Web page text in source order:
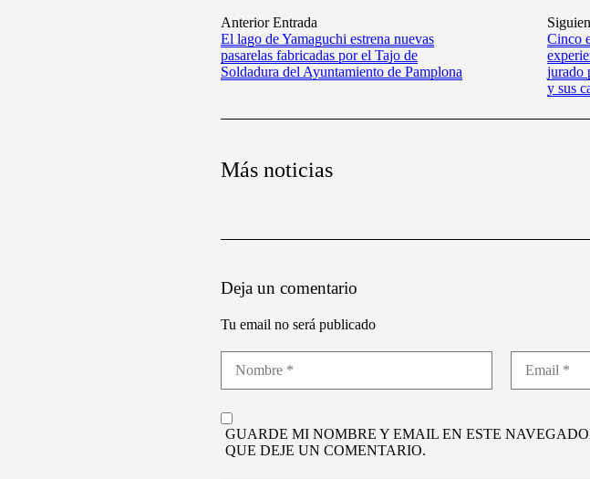
Anterior Entrada
El lago de Yamaguchi estrena nuevas
pasarelas fabricadas por el Tajo de
Soldadura del Ayuntamiento de Pamplona
Cinco
jurado
y sus
Más noticias
Deja un comentario
Tu email no será publicado
GUARDE MI NOMBRE Y EMAIL EN ESTE
QUE DEJE UN COMENTARIO.